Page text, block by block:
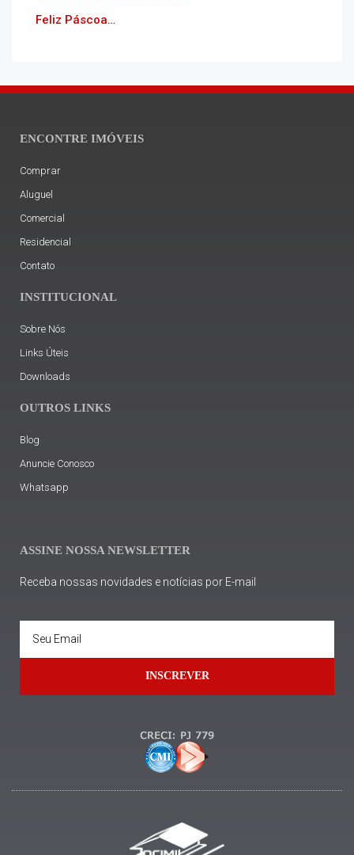
Feliz Páscoa…
ENCONTRE IMÓVEIS
Comprar
Aluguel
Comercial
Residencial
Contato
INSTITUCIONAL
Sobre Nós
Links Úteis
Downloads
OUTROS LINKS
Blog
Anuncie Conosco
Whatsapp
ASSINE NOSSA NEWSLETTER
Receba nossas novidades e notícias por E-mail
INSCREVER